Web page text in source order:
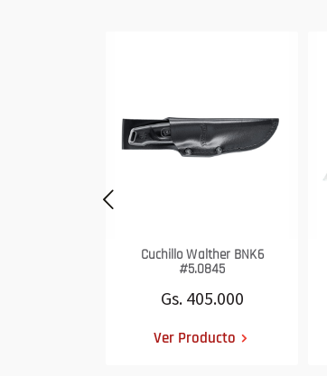
Cuchillo Walther BNK6
#5.0845
Gs. 405.000
Ver Producto